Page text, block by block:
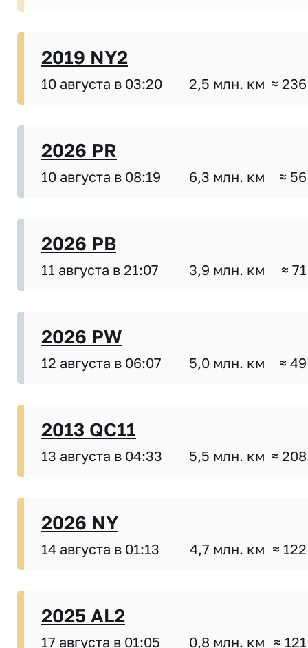
2019 NY2
10 августа в 03:20 2,5 млн. км ≈
2026 PR
10 августа в 08:19 6,3 млн. км ≈
2026 PB
11 августа в 21:07 3,9 млн. км ≈
2026 PW
12 августа в 06:07 5,0 млн. км ≈
2013 QC11
13 августа в 04:33 5,5 млн. км ≈
2026 NY
14 августа в 01:13 4,7 млн. км ≈
2025 AL2
17 августа в 01:05 0,8 млн. км ≈